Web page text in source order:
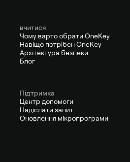
вчитися
Чому варто обрати OneKey
Навіщо потрібен OneKey
Архітектура безпеки
Блог
Підтримка
Центр допомоги
Надіслати запит
Оновлення мікропрограми